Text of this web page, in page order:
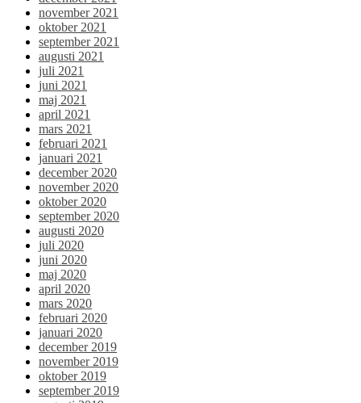
november 2021
oktober 2021
september 2021
augusti 2021
juli 2021
juni 2021
maj 2021
april 2021
mars 2021
februari 2021
januari 2021
december 2020
november 2020
oktober 2020
september 2020
augusti 2020
juli 2020
juni 2020
maj 2020
april 2020
mars 2020
februari 2020
januari 2020
december 2019
november 2019
oktober 2019
september 2019